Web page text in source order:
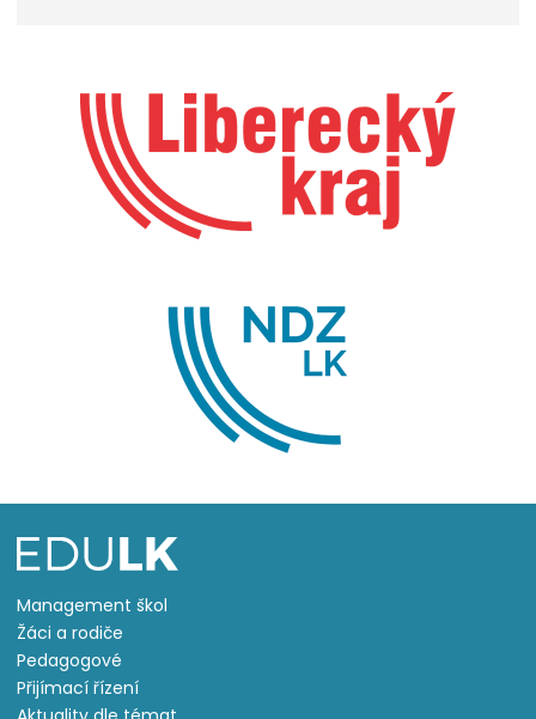
Management škol
Žáci a rodiče
Pedagogové
Přijímací řízení